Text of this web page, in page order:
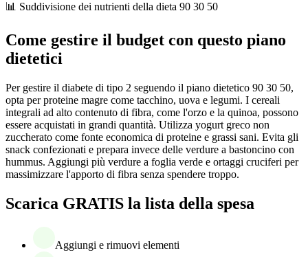
📊 Suddivisione dei nutrienti della dieta 90 30 50
Come gestire il budget con questo piano
dietetici
Per gestire il diabete di tipo 2 seguendo il piano dietetico 90 30 50,
opta per proteine magre come tacchino, uova e legumi. I cereali
integrali ad alto contenuto di fibra, come l'orzo e la quinoa, possono
essere acquistati in grandi quantità. Utilizza yogurt greco non
zuccherato come fonte economica di proteine e grassi sani. Evita gli
snack confezionati e prepara invece delle verdure a bastoncino con
hummus. Aggiungi più verdure a foglia verde e ortaggi cruciferi per
massimizzare l'apporto di fibra senza spendere troppo.
Scarica GRATIS la lista della spesa
Aggiungi e rimuovi elementi